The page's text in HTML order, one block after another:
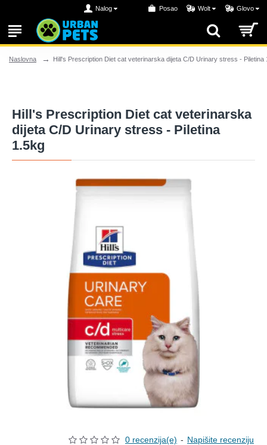
Nalog Posao Wolt Glovo
Naslovna Hill's Prescription Diet cat veterinarska dijeta C/D Urinary stress - Piletina
Hill's Prescription Diet cat veterinarska
dijeta C/D Urinary stress - Piletina
1.5kg
0 recenzija(e) - Napišite recenziju